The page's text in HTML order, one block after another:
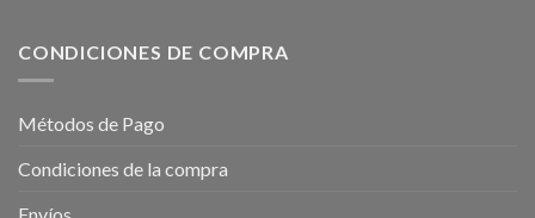
CONDICIONES DE COMPRA
Métodos de Pago
Condiciones de la compra